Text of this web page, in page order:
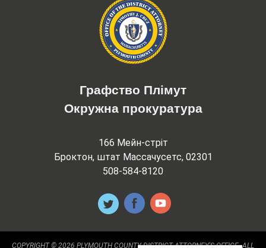
Графство Плімут
Окружна прокуратура
166 Мейн-стріт
Броктон, штат Массачусетс, 02301
508-584-8120
COPYRIGHT © 2026 PLYMOUTH COUNTY DISTRICT ATTORNEY'S OFFICE. ALL